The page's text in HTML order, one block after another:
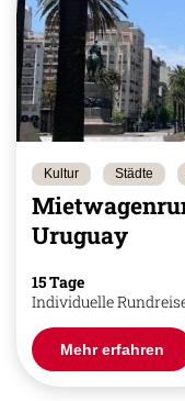
Kultur Städte
Uruguay
15 Tage
Individuelle
Mehr erfahren